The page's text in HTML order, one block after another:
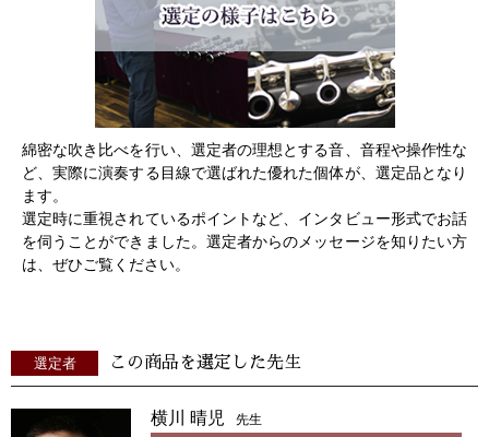
綿密な吹き比べを行い、選定者の理想とする音、音程や操作性な
ど、実際に演奏する目線で選ばれた優れた個体が、選定品となり
ます。
選定時に重視されているポイントなど、インタビュー形式でお話
を伺うことができました。選定者からのメッセージを知りたい方
は、ぜひご覧ください。
選定者 この商品を選定した先生
横川 晴児
先生